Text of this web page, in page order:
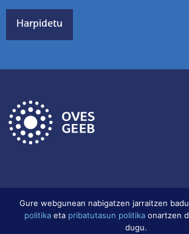
Datu babes politika
Gure webgunean nabigatzen jarraitzen
politika eta pribatutasun politika onartzen
dugu.